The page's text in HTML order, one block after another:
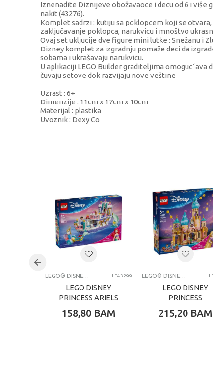
Iznenadite Diznijeve obožavaoce i decu od 6 i
nakit (43276).
Komplet sadrzi : kutiju sa poklopcem koji se
zaključavanje poklopca, narukvicu i mnoštvo
Ovaj set ukljucije dve figure mini lutke : Snežanu i
Dizney komplet za izgradnju pomaže deci da
sobama i ukrašavaju narukvicu.
U aplikaciji LEGO Builder graditeljima
čuvaju setove dok razvijaju nove veštine
Uzrast : 6+
Dimenzije : 11cm x 17cm x 10cm
Materijal : plastika
Uvoznik : Dexy Co
Pol
Uzrast
Brend
LEGO® DISNEY PRINCESS LE43299
LEGO DISNEY
PRINCESS ARIELS
BOAT
158,80 BAM
LEGO® DISNEY PRINCESS
LEGO DISNEY
PRINCESS
CASTLE
215,20 BAM